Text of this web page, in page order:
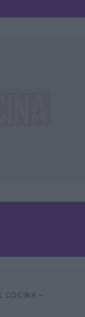
COCINA –